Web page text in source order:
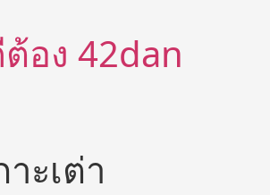
อง 42dan
ะเต่า